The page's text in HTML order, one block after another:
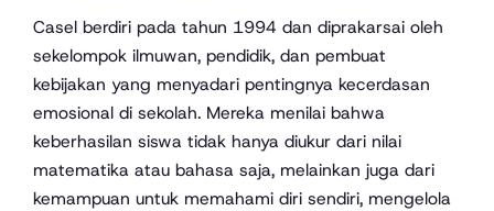
Casel berdiri pada tahun 1994 dan diprakarsai oleh
sekelompok ilmuwan, pendidik, dan pembuat
kebijakan yang menyadari pentingnya kecerdasan
emosional di sekolah. Mereka menilai bahwa
keberhasilan siswa tidak hanya diukur dari nilai
matematika atau bahasa saja, melainkan juga dari
kemampuan untuk memahami diri sendiri, mengelola